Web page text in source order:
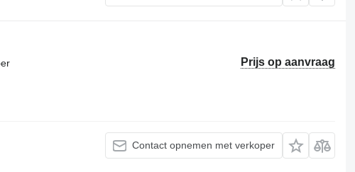
Prijs op aanvraag
Contact opnemen met verkoper